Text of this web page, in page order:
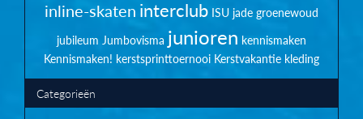
inline-skaten interclub ISU jade groenewoud
jubileum Jumbovisma junioren kennismaken
Kennismaken! kerstsprinttoernooi Kerstvakantie kleding
Categorieën